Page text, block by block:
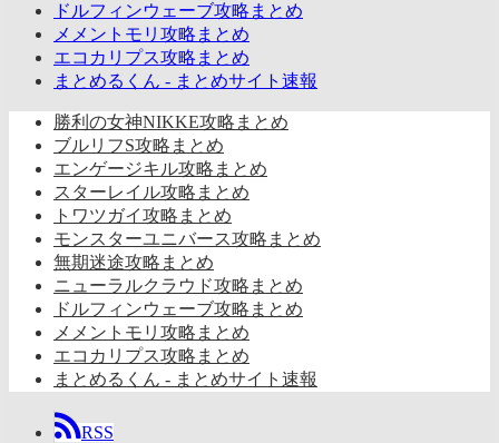
ドルフィンウェーブ攻略まとめ
メメントモリ攻略まとめ
エコカリプス攻略まとめ
まとめるくん - まとめサイト速報
勝利の女神NIKKE攻略まとめ
ブルリフS攻略まとめ
エンゲージキル攻略まとめ
スターレイル攻略まとめ
トワツガイ攻略まとめ
モンスターユニバース攻略まとめ
無期迷途攻略まとめ
ニューラルクラウド攻略まとめ
ドルフィンウェーブ攻略まとめ
メメントモリ攻略まとめ
エコカリプス攻略まとめ
まとめるくん - まとめサイト速報
RSS